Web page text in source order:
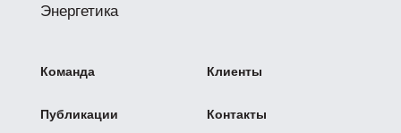
Энергетика
Команда Клиенты
Публикации Контакты